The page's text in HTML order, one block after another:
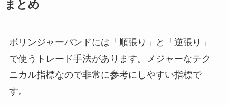
まとめ
ボリンジャーバンドには「順張り」と「逆張り」
で使うトレード手法があります。メジャーなテク
ニカル指標なので非常に参考にしやすい指標で
す。